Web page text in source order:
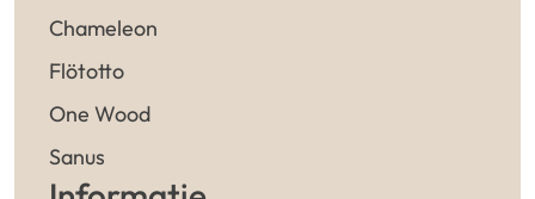
Chameleon
Flötotto
One Wood
Sanus